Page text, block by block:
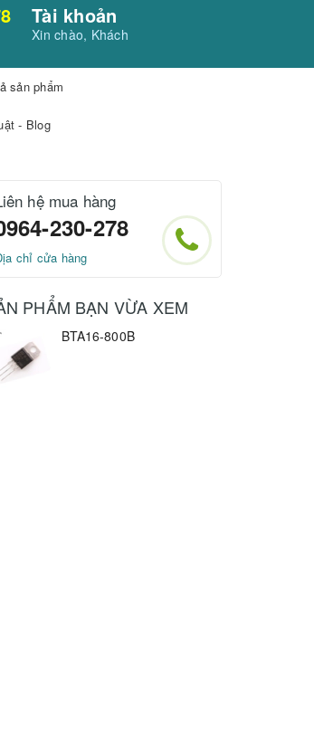
Tài khoản
Xin chào, Khách
sản phẩm
- Blog
hệ mua hàng
230-278
chỉ cửa hàng
PHẨM BẠN VỪA XEM
BTA16-800B